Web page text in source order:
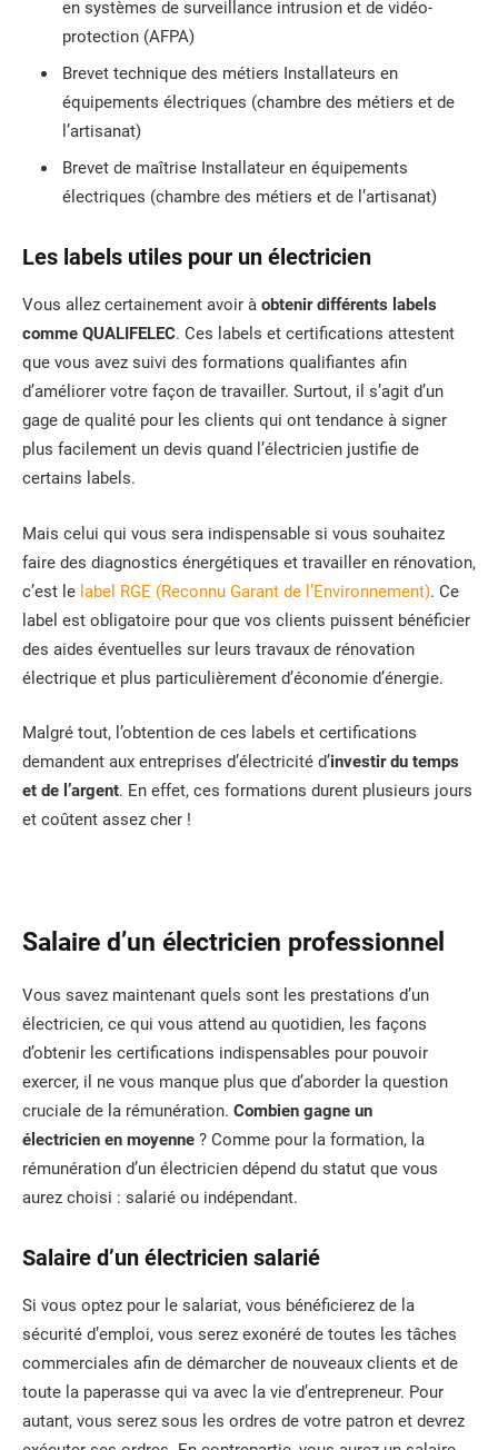
en systèmes de surveillance intrusion et de vidéo-
protection (AFPA)
Brevet technique des métiers Installateurs en
équipements électriques (chambre des métiers et de
l’artisanat)
Brevet de maîtrise Installateur en équipements
électriques (chambre des métiers et de l’artisanat)
Les labels utiles pour un électricien
Vous allez certainement avoir à obtenir différents labels
comme QUALIFELEC. Ces labels et certifications attestent
que vous avez suivi des formations qualifiantes afin
d’améliorer votre façon de travailler. Surtout, il s’agit d’un
gage de qualité pour les clients qui ont tendance à signer
plus facilement un devis quand l’électricien justifie de
certains labels.
Mais celui qui vous sera indispensable si vous souhaitez
faire des diagnostics énergétiques et travailler en rénovation,
c’est le label RGE (Reconnu Garant de l’Environnement). Ce
label est obligatoire pour que vos clients puissent bénéficier
des aides éventuelles sur leurs travaux de rénovation
électrique et plus particulièrement d’économie d’énergie.
Malgré tout, l’obtention de ces labels et certifications
demandent aux entreprises d’électricité d’investir du temps
et de l’argent. En effet, ces formations durent plusieurs jours
et coûtent assez cher !
Salaire d’un électricien professionnel
Vous savez maintenant quels sont les prestations d’un
électricien, ce qui vous attend au quotidien, les façons
d’obtenir les certifications indispensables pour pouvoir
exercer, il ne vous manque plus que d’aborder la question
cruciale de la rémunération. Combien gagne un
électricien en moyenne ? Comme pour la formation, la
rémunération d’un électricien dépend du statut que vous
aurez choisi : salarié ou indépendant.
Salaire d’un électricien salarié
Si vous optez pour le salariat, vous bénéficierez de la
sécurité d’emploi, vous serez exonéré de toutes les tâches
commerciales afin de démarcher de nouveaux clients et de
toute la paperasse qui va avec la vie d’entrepreneur. Pour
autant, vous serez sous les ordres de votre patron et devrez